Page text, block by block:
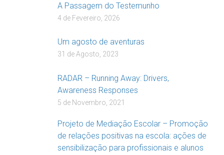
A Passagem do Testemunho
4 de Fevereiro, 2026
Um agosto de aventuras
31 de Agosto, 2023
RADAR – Running Away: Drivers,
Awareness Responses
5 de Novembro, 2021
Projeto de Mediação Escolar – Promoção
de relações positivas na escola: ações de
sensibilização para profissionais e alunos